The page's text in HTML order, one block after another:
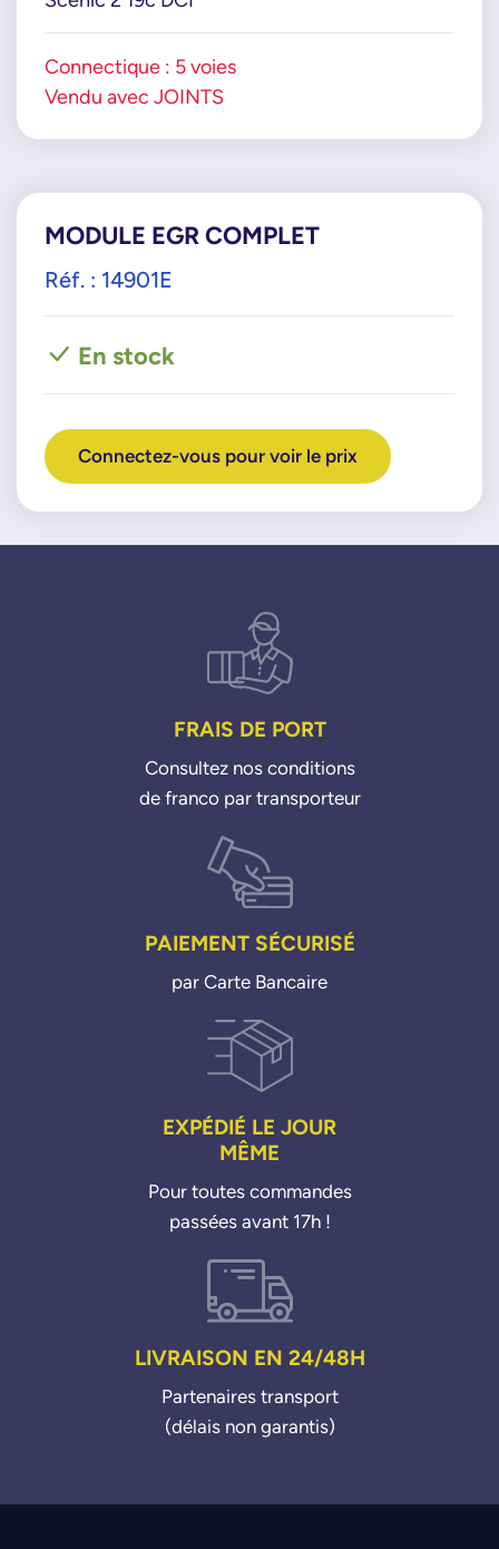
Connectique : 5 voies
Vendu avec JOINTS
MODULE EGR COMPLET
Réf. : 14901E
En stock
Connectez-vous pour voir le prix
FRAIS DE PORT
Consultez nos conditions
de franco par transporteur
PAIEMENT SÉCURISÉ
par Carte Bancaire
EXPÉDIÉ LE JOUR
MÊME
Pour toutes commandes
passées avant 17h !
LIVRAISON EN 24/48H
Partenaires transport
(délais non garantis)